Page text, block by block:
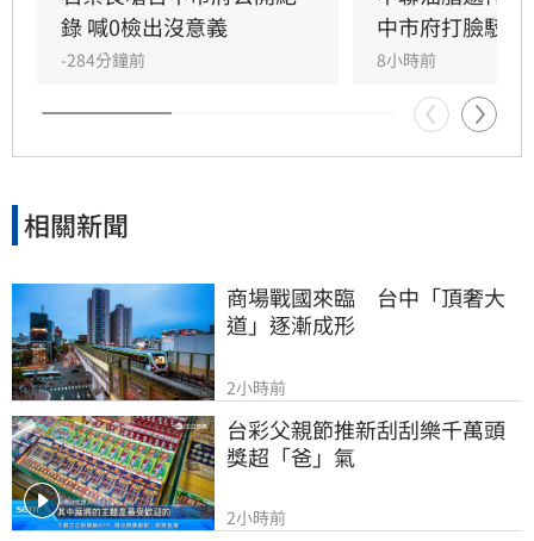
安呼籲執政當局應正視食安漏洞，儘速透過修法
完善食安法規，並對外明確交代問題油品的流向
與處理機制，以平息民眾對於食品安全的極度焦
慮
錄 喊0檢出沒意義
-284分鐘前
中市府打臉駁回
8小時前
相關新聞
商場戰國來臨　台中「頂奢大
道」逐漸成形
2小時前
台彩父親節推新刮刮樂千萬頭
獎超「爸」氣
2小時前